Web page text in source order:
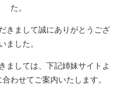
た。
きまして誠にありがとうござ
ました。
ましては、下記姉妹サイトよ
わせてご案内いたします。